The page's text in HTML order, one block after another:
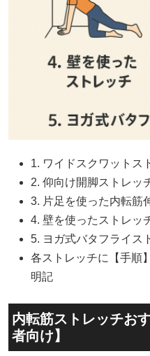
1. ワイドスクワットス
2. 仰向け開脚ストレッ
3. 片足を使った内転筋
4. 壁を使ったストレッ
5. ヨガ式バタフライス
各ストレッチに【手順
明記
内転筋ストレッチお
者向け】